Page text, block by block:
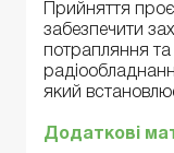
Прийняття
забезпечити
потрапляння
який
Додаткові